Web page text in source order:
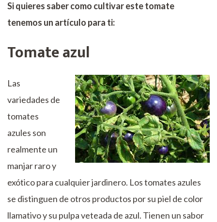
Si quieres saber como cultivar este tomate
tenemos un artículo para ti:
Tomate azul
Las
variedades de
tomates
azules son
realmente un
manjar raro y
exótico para cualquier jardinero. Los tomates azules
se distinguen de otros productos por su piel de color
llamativo y su pulpa veteada de azul. Tienen un sabor